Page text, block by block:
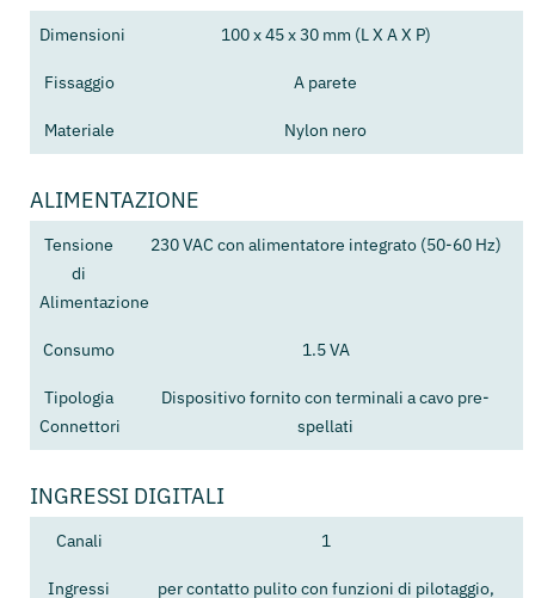
Dimensioni 100 x 45 x 30 mm (L X A X P)
Fissaggio A parete
Materiale Nylon nero
ALIMENTAZIONE
Tensione
di
Alimentazione
230 VAC con alimentatore integrato (50-60 Hz)
Consumo 1.5 VA
Tipologia
Connettori
Dispositivo fornito con terminali a cavo pre-
spellati
INGRESSI DIGITALI
Canali 1
Ingressi
per contatto pulito con funzioni di pilotaggio,